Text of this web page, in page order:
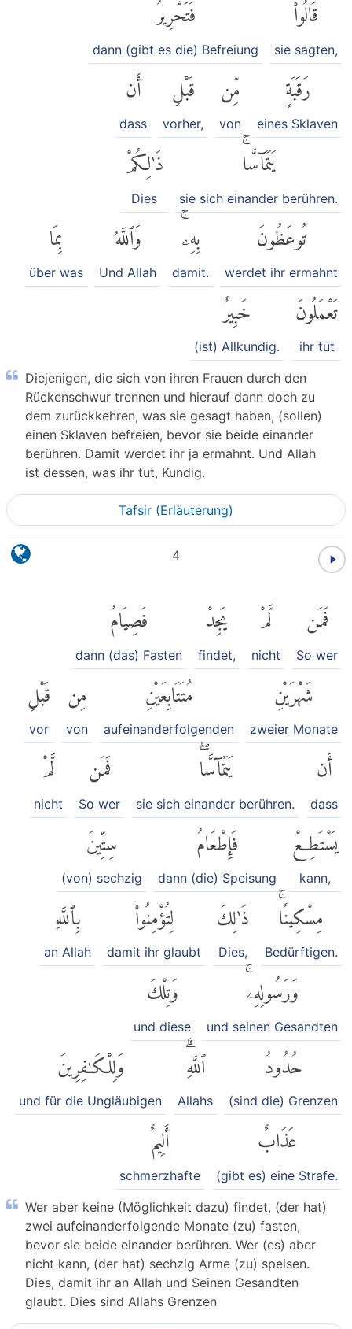
قَالُوا۟
sie sagten,
فَتَحْرِيرُ
dann (gibt es die) Befreiung
رَقَبَةٍ
eines Sklaven
مِّن
von
قَبْلِ
vorher,
أَن
dass
يَتَمَآسَّاۚ
sie sich einander berühren.
ذَٰلِكُمْ
Dies
تُوعَظُونَ
werdet ihr ermahnt
بِهِۦۚ
damit.
وَٱللَّهُ
Und Allah
بِمَا
über was
تَعْمَلُونَ
ihr tut
خَبِيرٌ
(ist) Allkundig.
Diejenigen, die sich von ihren Frauen durch den
Rückenschwur trennen und hierauf dann doch zu
dem zurückkehren, was sie gesagt haben, (sollen)
einen Sklaven befreien, bevor sie beide einander
berühren. Damit werdet ihr ja ermahnt. Und Allah
ist dessen, was ihr tut, Kundig.
Tafsir (Erläuterung)
4
فَمَن
So wer
لَّمْ
nicht
يَجِدْ
findet,
فَصِيَامُ
dann (das) Fasten
شَهْرَيْنِ
zweier Monate
مُتَتَابِعَيْنِ
aufeinanderfolgenden
مِن
von
قَبْلِ
vor
أَن
dass
يَتَمَآسَّاۖ
sie sich einander berühren.
فَمَن
So wer
لَّمْ
nicht
يَسْتَطِعْ
kann,
فَإِطْعَامُ
dann (die) Speisung
سِتِّينَ
(von) sechzig
مِسْكِينًاۚ
Bedürftigen.
ذَٰلِكَ
Dies,
لِتُؤْمِنُوا۟
damit ihr glaubt
بِٱللَّهِ
an Allah
وَرَسُولِهِۦۚ
und seinen Gesandten
وَتِلْكَ
und diese
حُدُودُ
(sind die) Grenzen
ٱللَّهِۗ
Allahs
وَلِلْكَٰفِرِينَ
und für die Ungläubigen
عَذَابٌ
(gibt es) eine Strafe.
أَلِيمٌ
schmerzhafte
Wer aber keine (Möglichkeit dazu) findet, (der hat)
zwei aufeinanderfolgende Monate (zu) fasten,
bevor sie beide einander berühren. Wer (es) aber
nicht kann, (der hat) sechzig Arme (zu) speisen.
Dies, damit ihr an Allah und Seinen Gesandten
glaubt. Dies sind Allahs Grenzen